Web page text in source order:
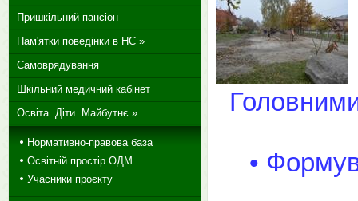
•
Пришкільний пансіон
Пам'ятки поведінки в НС »
Самоврядування
Шкільний медичний кабінет
Освіта. Діти. Майбутнє »
Нормативно-правова база
Освітній простір ОДМ
Учасники проєкту